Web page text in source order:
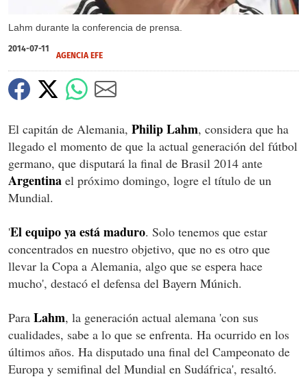
Lahm durante la conferencia de prensa.
2014-07-11
AGENCIA EFE
El capitán de Alemania, Philip Lahm, considera que ha
llegado el momento de que la actual generación del fútbol
germano, que disputará la final de Brasil 2014 ante
Argentina el próximo domingo, logre el título de un
Mundial.
'El equipo ya está maduro. Solo tenemos que estar
concentrados en nuestro objetivo, que no es otro que
llevar la Copa a Alemania, algo que se espera hace
mucho', destacó el defensa del Bayern Múnich.
Para Lahm, la generación actual alemana 'con sus
cualidades, sabe a lo que se enfrenta. Ha ocurrido en los
últimos años. Ha disputado una final del Campeonato de
Europa y semifinal del Mundial en Sudáfrica', resaltó.